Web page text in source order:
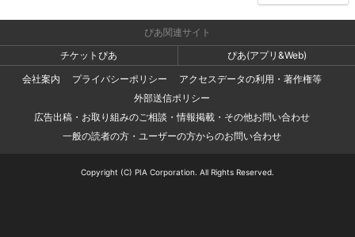
ぴあ関連サイト
チケットぴあ
ぴあ(アプリ&Web)
会社案内
プライバシーポリシー
アクセスデータの利用・著作権等
外部送信ポリシー
広告出稿・お取り組みのご相談・情報掲載・その他お問い合わせ
一般の読者の方・ユーザーの方からのお問い合わせ
Copyright (C) PIA Corporation. All Rights Reserved.